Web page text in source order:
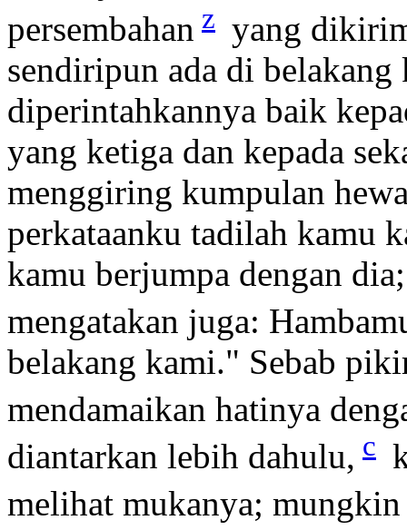
persembahan z yang
sendiripun ada di
diperintahkannya baik
yang ketiga dan kepada
menggiring kumpulan
perkataanku tadilah kamu
kamu berjumpa dengan
mengatakan juga:
belakang kami." Sebab
mendamaikan hatinya
diantarkan lebih dahulu, c
melihat mukanya;